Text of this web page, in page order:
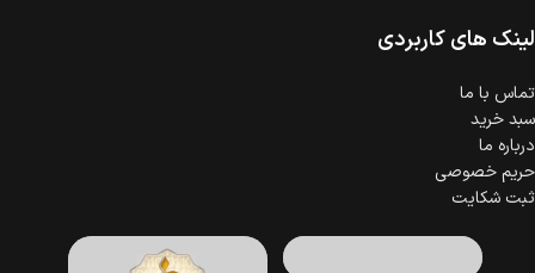
لینک های کاربردی
تماس با ما
سبد خرید
درباره ما
حریم خصوصی
ثبت شکایت